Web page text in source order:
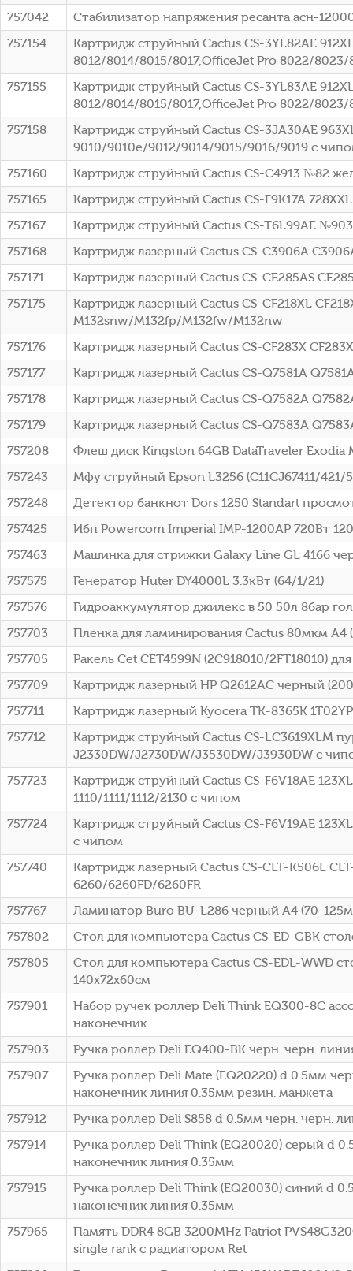
757042
Стабилизатор напряжения ресанта асн-
757154
Картридж струйный Cactus CS-3YL82AE
8012/8014/8015/8017,OfficeJet Pro 8022/
757155
Картридж струйный Cactus CS-3YL83AE
8012/8014/8015/8017,OfficeJet Pro 8022/
757158
Картридж струйный Cactus CS-3JA30AE
9010/9010e/9012/9014/9015/9016/9019 с
757160
Картридж струйный Cactus CS-C4913 №82
757165
Картридж струйный Cactus CS-F9K17A
757167
Картридж струйный Cactus CS-T6L99AE
757168
Картридж лазерный Cactus CS-C3906A
757171
Картридж лазерный Cactus CS-CE285AS
757175
Картридж лазерный Cactus CS-CF218XL
M132snw/M132fp/M132fw/M132nw
757176
Картридж лазерный Cactus CS-CF283X
757177
Картридж лазерный Cactus CS-Q7581A
757178
Картридж лазерный Cactus CS-Q7582A
757179
Картридж лазерный Cactus CS-Q7583A
757208
Флеш диск Kingston 64GB DataTraveler
757243
Мфу струйный Epson L3256 (C11CJ67411/
757248
Детектор банкнот Dors 1250 Standart
757425
Ибп Powercom Imperial IMP-1200AP 720Вт
757463
Машинка для стрижки Galaxy Line GL 4166
757575
Генератор Huter DY4000L 3.3кВт (64/1/21)
757576
Гидроаккумулятор джилекс в 50 50л 8бар
757703
Пленка для ламинирования Cactus 80мкм A4
757705
Ракель Cet CET4599N (2C918010/2FT18010)
757709
Картридж лазерный HP Q2612AC черный
757711
Картридж лазерный Kyocera TK-8365K
757712
Картридж струйный Cactus CS-LC3619XLM
J2330DW/J2730DW/J3530DW/J3930DW с
757723
Картридж струйный Cactus CS-F6V18AE
1110/1111/1112/2130 с чипом
757724
Картридж струйный Cactus CS-F6V19AE
с чипом
757740
Картридж лазерный Cactus CS-CLT-K506L
6260/6260FD/6260FR
757767
Ламинатор Buro BU-L286 черный A4 (70-
757802
Стол для компьютера Cactus CS-ED-GBK
757805
Стол для компьютера Cactus CS-EDL-WWD
140x72x60см
757901
Набор ручек роллер Deli Think EQ300-8C
наконечник
757903
Ручка роллер Deli EQ400-BK черн. черн.
757907
Ручка роллер Deli Mate (EQ20220) d 0.5мм
наконечник линия 0.35мм резин. манжета
757912
Ручка роллер Deli S858 d 0.5мм черн. черн.
757914
Ручка роллер Deli Think (EQ20020) серый d
наконечник линия 0.35мм
757915
Ручка роллер Deli Think (EQ20030) синий d
наконечник линия 0.35мм
757965
Память DDR4 8GB 3200MHz Patriot
single rank с радиатором Ret